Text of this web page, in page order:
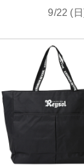
9/22 (